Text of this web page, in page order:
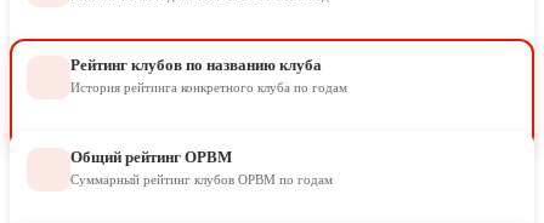
Рейтинг клубов по названию клуба
История рейтинга конкретного клуба по годам
Общий рейтинг ОРВМ
Суммарный рейтинг клубов ОРВМ по годам